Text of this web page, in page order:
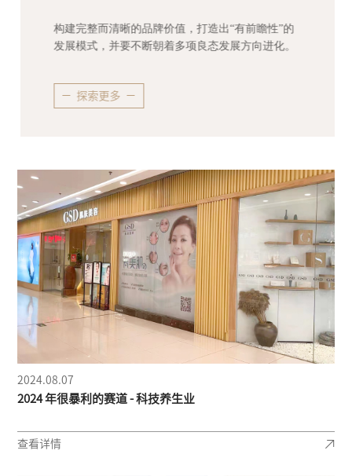
聚焦市场，势不可挡
2024.08.07
2024 年很暴利的赛道 - 科技养生业
查看详情